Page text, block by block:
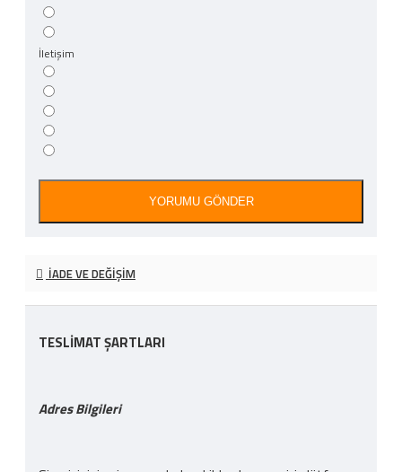
İletişim
YORUMU GÖNDER
İADE VE DEĞIŞIM
TESLİMAT ŞARTLARI
Adres Bilgileri